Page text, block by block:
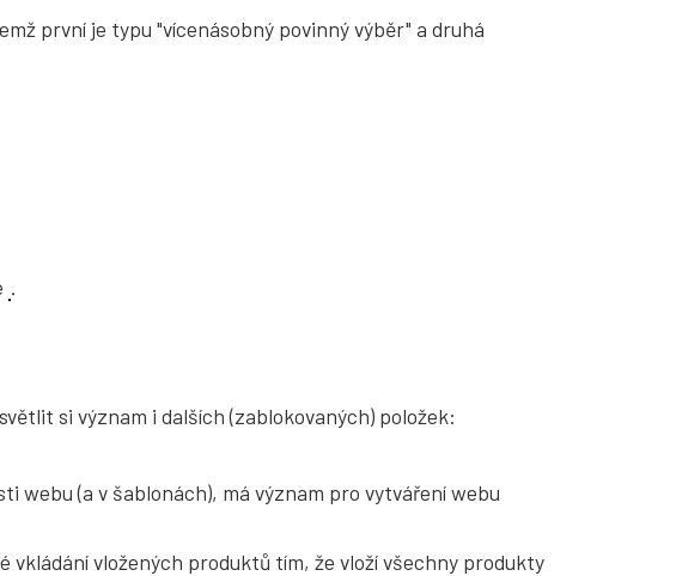
první je typu "vícenásobný povinný výběr" a druhá
.
si význam i dalších (zablokovaných) položek:
(a v šablonách), má význam pro vytváření webu
vložených produktů tím, že vloží všechny produkty